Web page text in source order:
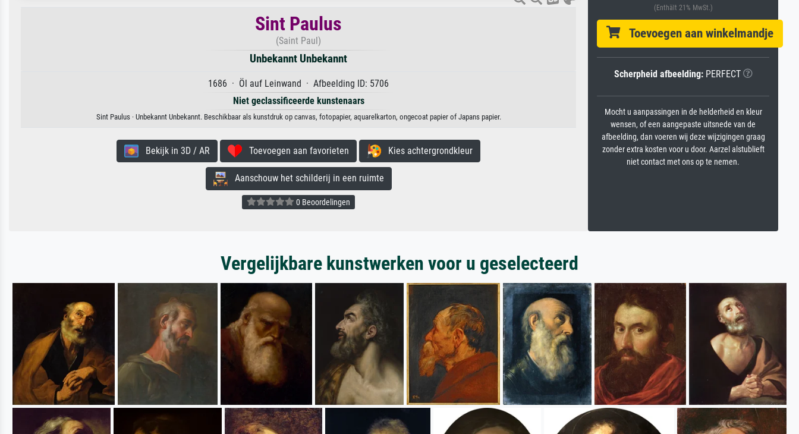
Sint Paulus
(Saint Paul)
Unbekannt Unbekannt
1686 · Öl auf Leinwand · Afbeelding ID: 5706
Niet geclassificeerde kunstenaars
Sint Paulus · Unbekannt Unbekannt. Beschikbaar als kunstdruk op canvas, fotopapier, aquarelkarton, ongecoat papier of Japans papier.
Bekijk in 3D / AR Toevoegen aan favorieten Kies achtergrondkleur
Aanschouw het schilderij in een ruimte
0 Beoordelingen
(Enthält 21% MwSt.)
Toevoegen aan winkelmandje
Scherpheid afbeelding:PERFECT
Mocht u aanpassingen in de helderheid en kleur
wensen, of een aangepaste uitsnede van de
afbeelding, dan voeren wij deze wijzigingen graag
zonder extra kosten voor u door. Aarzel alstublieft
niet contact met ons op te nemen.
Vergelijkbare kunstwerken voor u geselecteerd